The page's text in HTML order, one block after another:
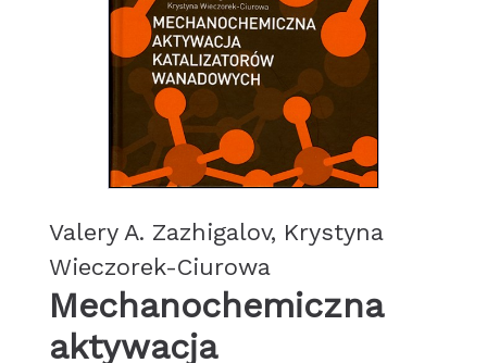
Valery A. Zazhigalov, Krystyna
Wieczorek-Ciurowa
Mechanochemiczna
aktywacja